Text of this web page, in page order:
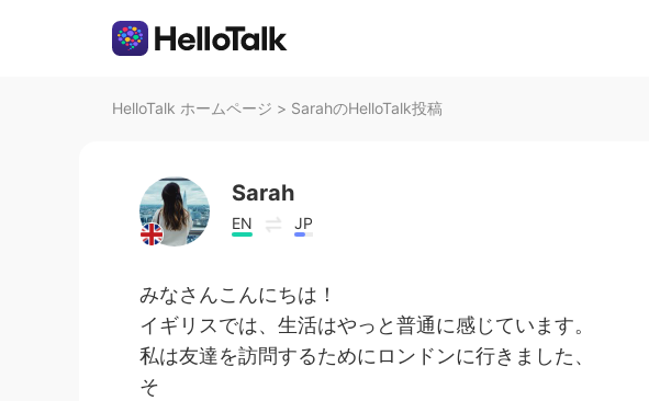
HelloTalk ホームページ > SarahのHelloTalk投稿
Sarah
EN JP
みなさんこんにちは！
イギリスでは、生活はやっと普通に感じています。
私は友達を訪問するためにロンドンに行きました、
そ